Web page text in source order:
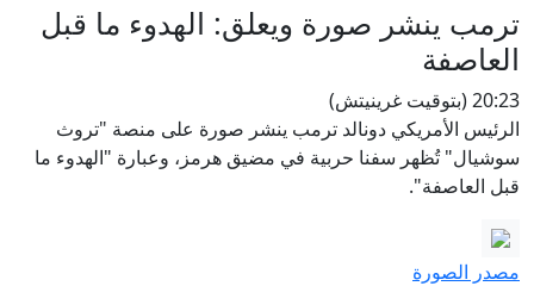
ترمب ينشر صورة ويعلق: الهدوء ما قبل
العاصفة
20:23 (بتوقيت غرينيتش)
الرئيس الأمريكي دونالد ترمب ينشر صورة على منصة "تروث
سوشيال" تُظهر سفنا حربية في مضيق هرمز، وعبارة "الهدوء ما
قبل العاصفة".
مصدر الصورة